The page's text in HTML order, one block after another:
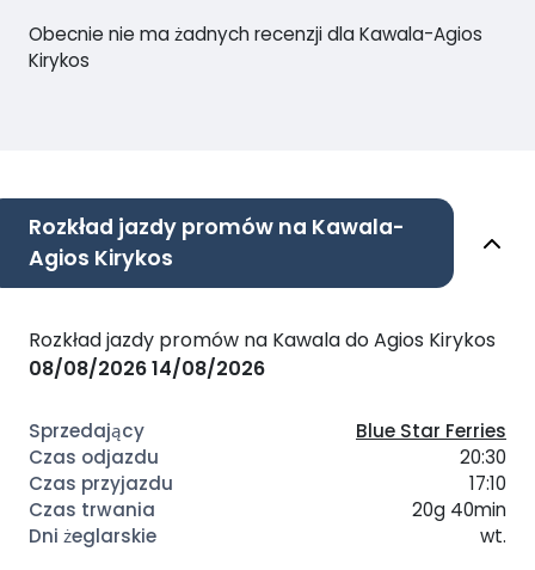
Obecnie nie ma żadnych recenzji dla Kawala-Agios
Kirykos
Rozkład jazdy promów na Kawala-
Agios Kirykos
Rozkład jazdy promów na Kawala do Agios Kirykos
08/08/202614/08/2026
Blue Star Ferries
20:30
17:10
20g 40min
wt.